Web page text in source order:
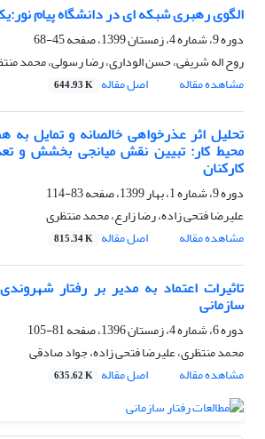
الگوی رهبری شبکه‎ ای در دانشگاه پیام‎ نور:یک مطالعه داده‎ بنیاد
دوره 9، شماره 4، زمستان 1399، صفحه
45-68
روح اله شریفی، حسن الوداری، رضا رسولی، محمد
مشاهده مقاله
اصل مقاله 644.93 K
تحلیل اثر عذرخواهی خالصانه و تمایل
محیط کار: تبیین نقش میانجی بخشش و
کارکنان
دوره 9، شماره 1، بهار 1399، صفحه
83-114
علیرضا فتحی زاده، رضا زارع، محمد منتظری
مشاهده مقاله
اصل مقاله 815.34 K
تاثیرات اعتماد به‌ مدیر بر رفتار
سازمانی
دوره 6، شماره 4، زمستان 1396، صفحه
81-105
محمد منتظری، علیرضا فتحی زاده، جواد صادقی
مشاهده مقاله
اصل مقاله 635.62 K